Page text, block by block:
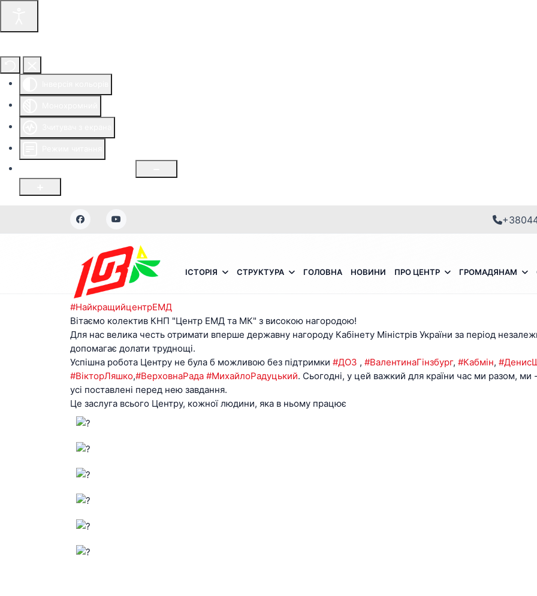
ІСТОРІЯ СТРУКТУРА ГОЛОВНА НОВИНИ ПРО ЦЕНТР ГРОМАДЯНАМ
#НайкращийцентрЕМД
Вітаємо колектив КНП "Центр ЕМД та МК" з високою нагородою!
Для нас велика честь отримати вперше державну нагороду Кабінету Міністрів України за період
допомагає долати труднощі.
Успішна робота Центру не була б можливою без підтримки #ДОЗ , #ВалентинаГінзбург, #Кабмін,
#ВікторЛяшко,#ВерховнаРада #МихайлоРадуцький. Сьогодні, у цей важкий для країни час ми разом, ми
усі поставлені перед нею завдання.
Це заслуга всього Центру, кожної людини, яка в ньому працює